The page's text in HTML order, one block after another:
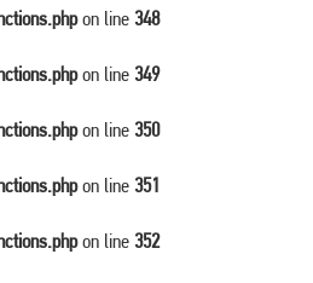
on line 348
on line 349
on line 350
on line 351
on line 352